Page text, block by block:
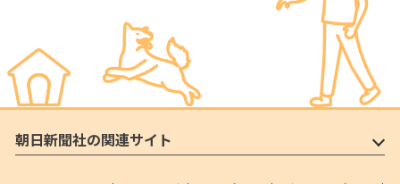
朝日新聞社の関連サイト